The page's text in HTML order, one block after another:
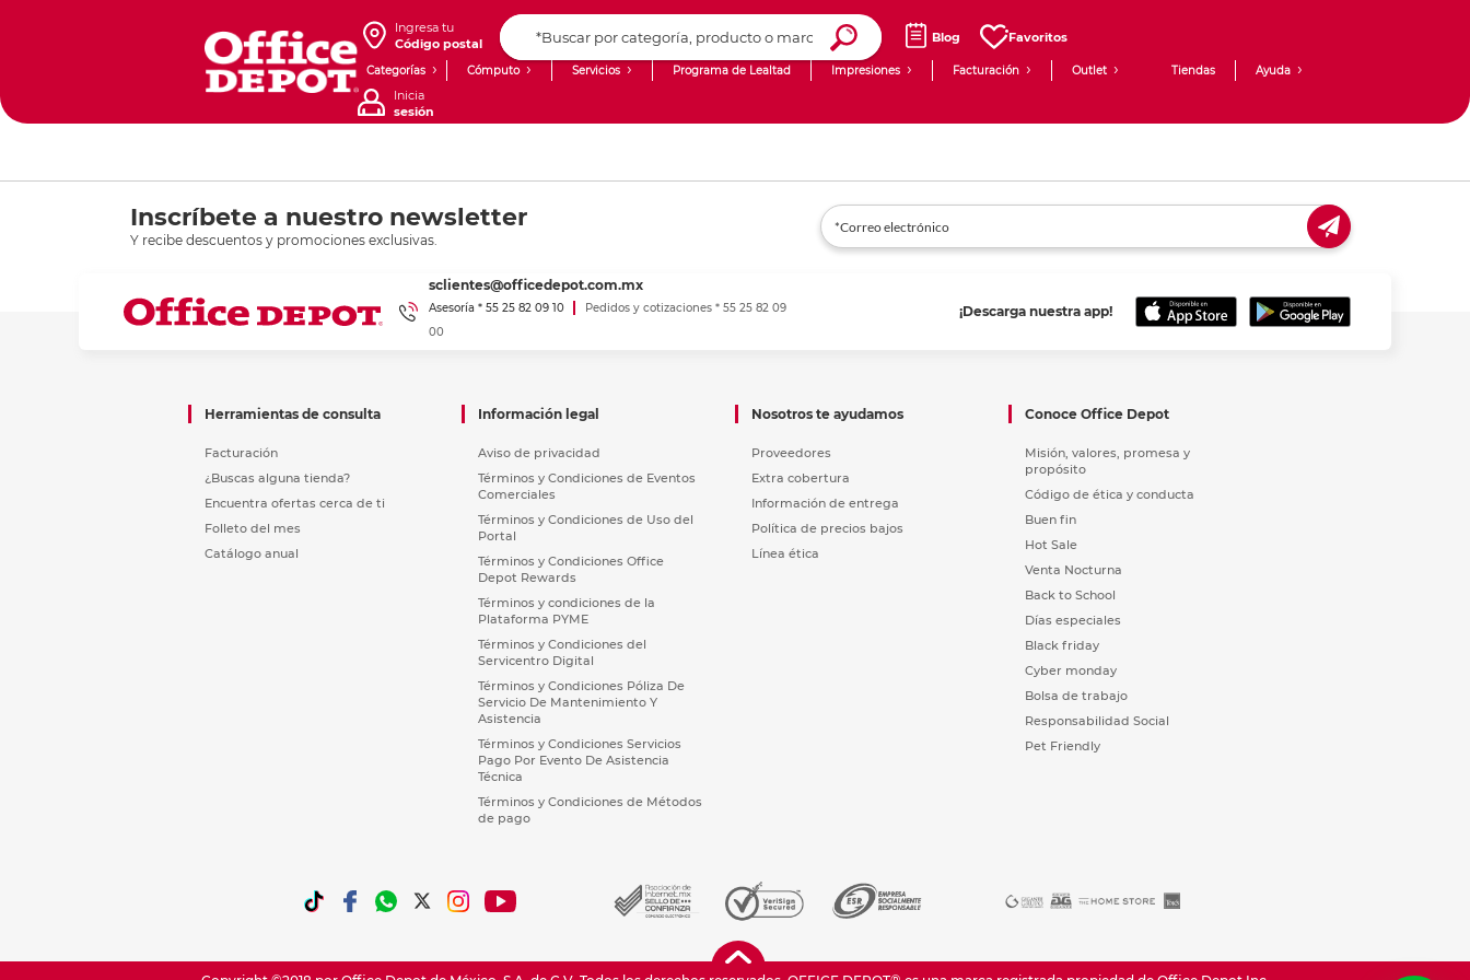
Ingresa tu
Código postal
Blog Favoritos
Categorías Cómputo
Tablets
Servicios
PyME
Programa de Lealtad Impresiones Facturación Outlet Tiendas Ayuda
Inicia
sesión
Inscríbete a nuestro newsletter
Y recibe descuentos y promociones exclusivas.
¡Descarga nuestra app!
sclientes@officedepot.com.mx
Asesoría * 55 25 82 09 10
Pedidos y cotizaciones * 55 25 82 09
00
Herramientas de consulta
Facturación
¿Buscas alguna tienda?
Encuentra ofertas cerca de ti
Folleto del mes
Catálogo anual
Información legal
Aviso de privacidad
Términos y Condiciones de Eventos
Comerciales
Términos y Condiciones de Uso del
Portal
Términos y Condiciones Office
Depot Rewards
Términos y condiciones de la
Plataforma PYME
Términos y Condiciones del
Servicentro Digital
Términos y Condiciones Póliza De
Servicio De Mantenimiento Y
Asistencia
Términos y Condiciones Servicios
Pago Por Evento De Asistencia
Técnica
Términos y Condiciones de Métodos
de pago
Nosotros te ayudamos
Proveedores
Extra cobertura
Información de entrega
Política de precios bajos
Línea ética
Conoce Office Depot
Misión, valores, promesa y
propósito
Código de ética y conducta
Buen fin
Hot Sale
Venta Nocturna
Back to School
Días especiales
Black friday
Cyber monday
Bolsa de trabajo
Responsabilidad Social
Pet Friendly